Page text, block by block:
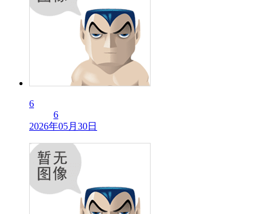
6
6
2026年05月30日